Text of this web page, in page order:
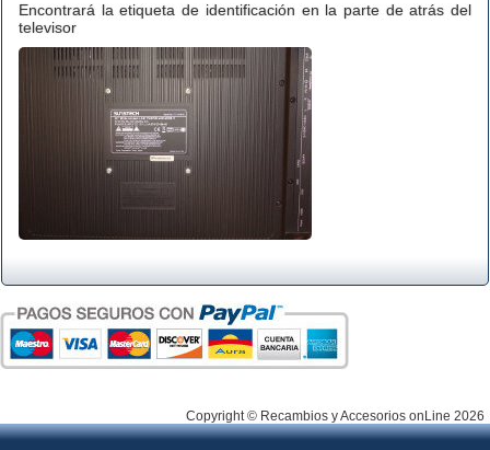
Encontrará la etiqueta de identificación en la parte de atrás del
televisor
Copyright © Recambios y Accesorios onLine 2026